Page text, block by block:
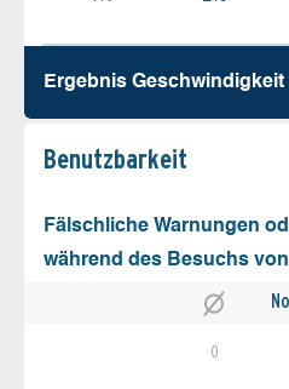
Ergebnis Geschw­indigkeit
Benutz­barkeit
Fälschliche Warnungen
während des Besuchs
0